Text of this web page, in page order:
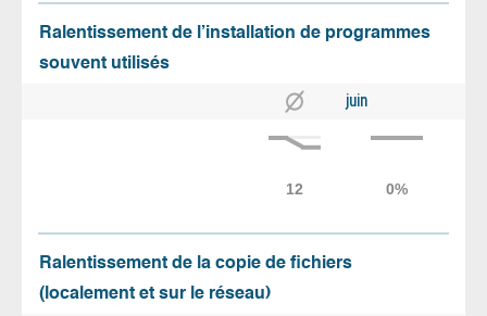
Ralentissement de l’installation de programmes
souvent utilisés
juin
Ralentissement de la copie de fichiers
(localement et sur le réseau)